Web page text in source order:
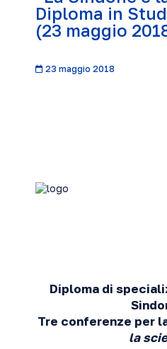
Diploma in
(23 maggio
23 maggio 2018
Diploma di
Tre conferenze per
la